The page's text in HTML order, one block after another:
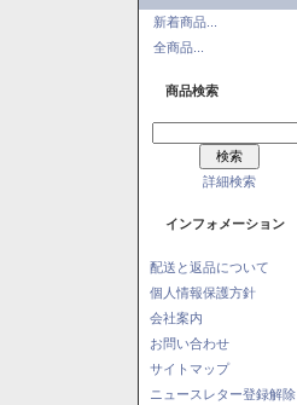
新着商品...
全商品...
商品検索
詳細検索
インフォメーション
配送と返品について
個人情報保護方針
会社案内
お問い合わせ
サイトマップ
ニュースレター登録解除